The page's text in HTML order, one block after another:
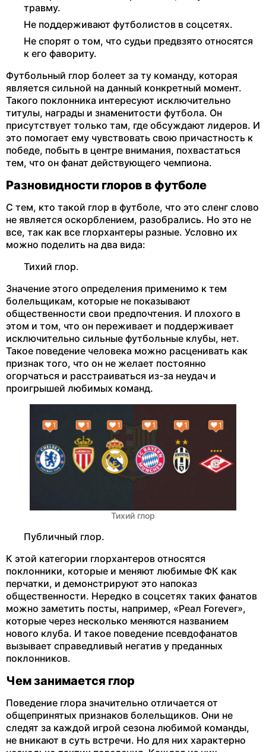
травму.
Не поддерживают футболистов в соцсетях.
Не спорят о том, что судьи предвзято относятся
к его фавориту.
Футбольный глор болеет за ту команду, которая
является сильной на данный конкретный момент.
Такого поклонника интересуют исключительно
титулы, награды и знаменитости футбола. Он
присутствует только там, где обсуждают лидеров. И
это помогает ему чувствовать свою причастность к
победе, побыть в центре внимания, похвастаться
тем, что он фанат действующего чемпиона.
Разновидности глоров в футболе
С тем, кто такой глор в футболе, что это сленг слово
не является оскорблением, разобрались. Но это не
все, так как все глорхантеры разные. Условно их
можно поделить на два вида:
Тихий глор.
Значение этого определения применимо к тем
болельщикам, которые не показывают
общественности свои предпочтения. И плохого в
этом и том, что он переживает и поддерживает
исключительно сильные футбольные клубы, нет.
Такое поведение человека можно расценивать как
признак того, что он не желает постоянно
огорчаться и расстраиваться из-за неудач и
проигрышей любимых команд.
Тихий глор
Публичный глор.
К этой категории глорхантеров относятся
поклонники, которые и меняют любимые ФК как
перчатки, и демонстрируют это напоказ
общественности. Нередко в соцсетях таких фанатов
можно заметить посты, например, «Реал Forever»,
которые через несколько меняются названием
нового клуба. И такое поведение псевдофанатов
вызывает справедливый негатив у преданных
поклонников.
Чем занимается глор
Поведение глора значительно отличается от
общепринятых признаков болельщиков. Они не
следят за каждой игрой сезона любимой команды,
не вникают в суть встречи. Но для них характерно